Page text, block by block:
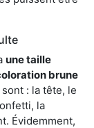
une taille
brune
: la tête, le
la
Évidemment,